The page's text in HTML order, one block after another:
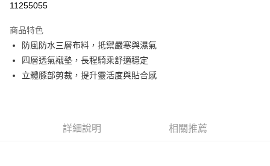
運送方式
全家店到店
每筆NT$80，滿NT$10,000(含以上)免運費
11255055
商品特色
防風防水三層布料，抵禦嚴寒與濕氣
四層透氣襯墊，長程騎乘舒適穩定
立體膝部剪裁，提升靈活度與貼合感
詳細說明 相關推薦